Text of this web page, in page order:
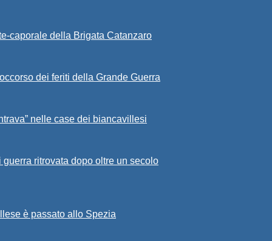
caporale della Brigata Catanzaro
dei feriti della Grande Guerra
nelle case dei biancavillesi
ritrovata dopo oltre un secolo
è passato allo Spezia